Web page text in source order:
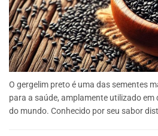
O gergelim preto é uma das sementes
para a saúde, amplamente utilizado
do mundo. Conhecido por seu sabor